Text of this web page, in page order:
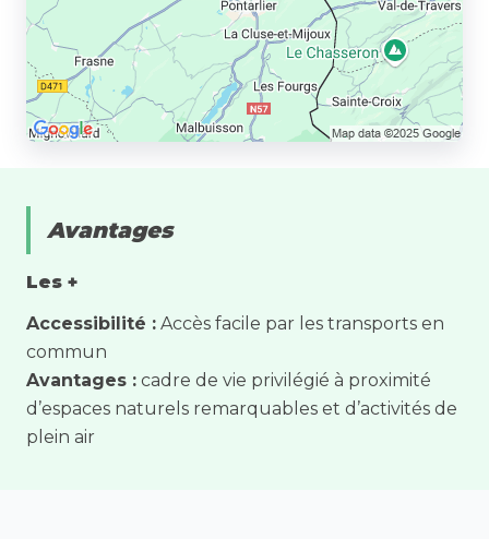
Avantages
Les +
Accessibilité : Accès facile par les transports en
commun
Avantages : cadre de vie privilégié à proximité
d’espaces naturels remarquables et d’activités de
plein air